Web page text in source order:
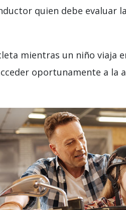
quien debe
mientras un niño viaja
oportunamente a la